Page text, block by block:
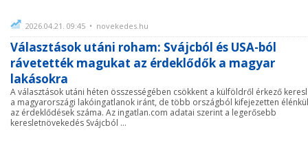
2026.04.21. 09:45 • novekedes.hu
Választások utáni roham: Svájcból és USA-ból
rávetették magukat az érdeklődők a magyar
lakásokra
A választások utáni héten összességében csökkent a külföldről érkező
a magyarországi lakóingatlanok iránt, de több országból kifejezetten
az érdeklődések száma. Az ingatlan.com adatai szerint a legerősebb
keresletnövekedés Svájcból ...